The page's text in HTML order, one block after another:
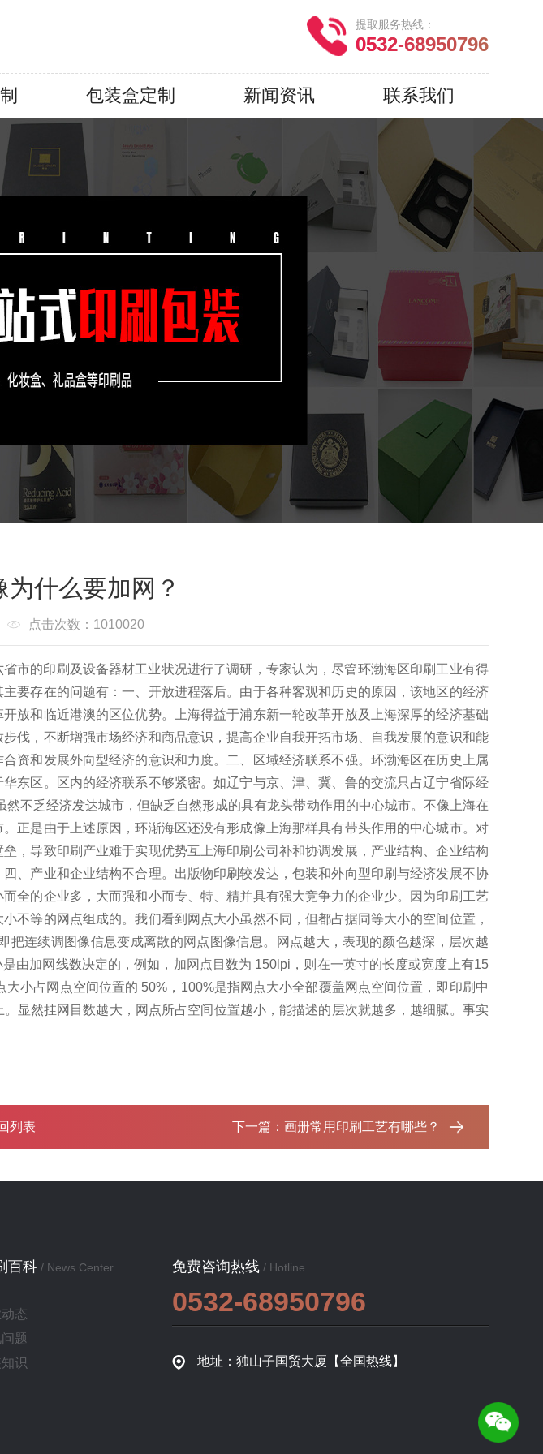
提取服务热线：
0532-68950796
包装盒定制 新闻资讯 联系我们
什么要加网？
点击次数：1010020
市的印刷及设备器材工业状况进行了调研，专家认为，尽管环渤海区印刷工业有得
主要存在的问题有：一、开放进程落后。 由于各种客观和历史的原因，该地区的经济
放和临近港澳的区位优势。
上海得益于浦东新一轮改革开放及上海深厚的经济基础
伐，不断增强市场经济和商品意识，提高企业自我开拓市场、自我发展的意识和能
资和发展外向型经济的意识和力度。 二、区域经济联系不强。 环渤海区在历史上属
东区。
区内的经济联系不够紧密。如辽宁与京、津、冀、鲁的交流只占辽宁省际经
然不乏经济发达城市，但缺乏自然形成的具有龙头带动作用的中心城市。 不像上海在
正是由于上述原因，环渐海区还没有形成像上海那样具有带头作用的中心城市。 对
，导致印刷产业难于实现优势互上海印刷公司补和协调发展，产业结构、企业结构
四、产业和企业结构不合理。 出版物印刷较发达，包装和外向型印刷与经济发展不协
全的企业多，大而强和小而专、特、精并具有强大竞争力的企业少。
因为印刷工艺
不等的网点组成的。我们看到网点大小虽然不同，但都占据同等大小的空间位置，
把连续调图像信息变成离散的网点图像信息。
网点越大，表现的颜色越深，层次越
由加网线数决定的，例如，加网点目数为 150lpi，则在一英寸的长度或宽度上有15
小占网点空间位置的 50%，100%是指网点大小全部覆盖网点空间位置，即印刷中
显然挂网目数越大，网点所占空间位置越小，能描述的层次就越多，越细腻。 事实
列表 下一篇： 画册常用印刷工艺有哪些？‌
免费咨询热线 / Hotline
0532-68950796
地址：独山子国贸大厦【全国热线】
百科/ News Center
态
题
识